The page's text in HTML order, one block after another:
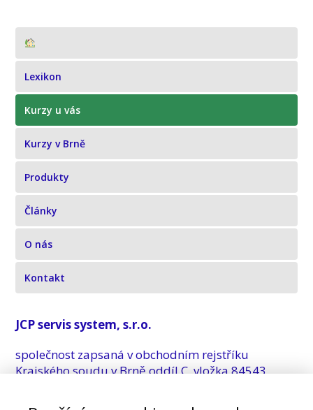
Lexikon
Kurzy u vás
Kurzy v Brně
Produkty
Články
O nás
Kontakt
JCP servis system, s.r.o.
společnost zapsaná v obchodním rejstříku
Krajského soudu v Brně oddíl C, vložka 84543